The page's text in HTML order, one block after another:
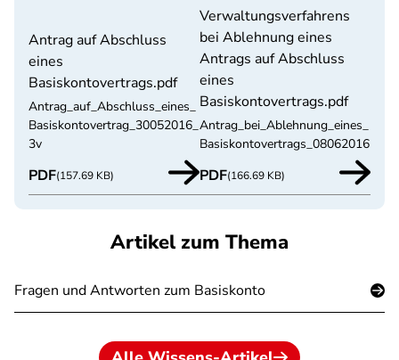
Antrag auf Abschluss
eines
Basiskontovertrags.pdf
Antrag_auf_Abschluss_eines_
Basiskontovertrag_30052016_
3v
PDF(157.69 KB)
Verwaltungsverfahrens
bei Ablehnung eines
Antrags auf Abschluss
eines
Basiskontovertrags.pdf
Antrag_bei_Ablehnung_eines_
Basiskontovertrags_08062016
PDF(166.69 KB)
Artikel zum Thema
Fragen und Antworten zum Basiskonto